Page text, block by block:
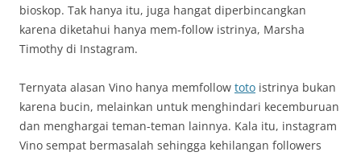
bioskop. Tak hanya itu, juga hangat diperbincangkan
karena diketahui hanya mem-follow istrinya, Marsha
Timothy di Instagram.
Ternyata alasan Vino hanya memfollow toto istrinya bukan
karena bucin, melainkan untuk menghindari kecemburuan
dan menghargai teman-teman lainnya. Kala itu, instagram
Vino sempat bermasalah sehingga kehilangan followers